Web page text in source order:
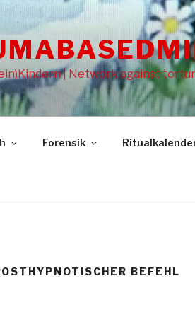
| Network against
Forensik
BEFEHL